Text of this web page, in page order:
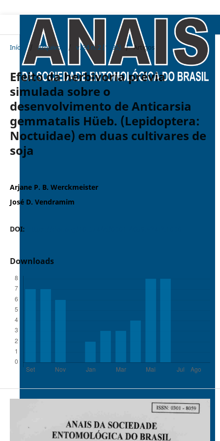
Início / Arquivos / v. 24 n. 2 (1995) / Artigos
Efeito da herbivoria prévia
simulada sobre o
desenvolvimento de Anticarsia
gemmatalis Hüeb. (Lepidoptera:
Noctuidae) em duas cultivares de
soja
Arjane P. B. Werckmeister
José D. Vendramim
DOI:
Downloads